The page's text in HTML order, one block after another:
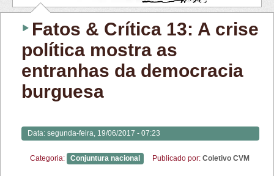
Fatos & Crítica 13: A crise
política mostra as
entranhas da democracia
burguesa
Data: segunda-feira, 19/06/2017 - 07:23
Categoria: Conjuntura nacional Publicado por: Coletivo CVM